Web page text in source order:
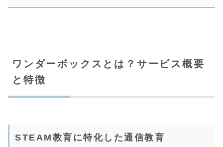
ワンダーボックスとは？サービス概要
と特徴
STEAM教育に特化した通信教育